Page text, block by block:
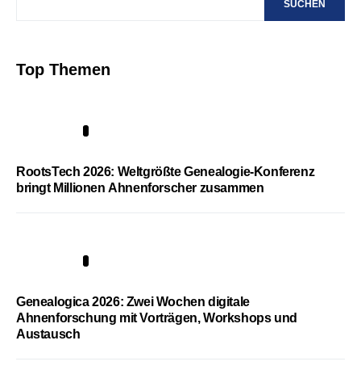
SUCHEN
Top Themen
RootsTech 2026: Weltgrößte Genealogie-Konferenz
bringt Millionen Ahnenforscher zusammen
Genealogica 2026: Zwei Wochen digitale
Ahnenforschung mit Vorträgen, Workshops und
Austausch